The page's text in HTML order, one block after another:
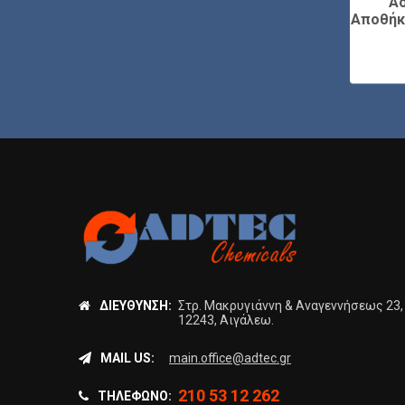
ΔΙΕΎΘΥΝΣΗ: Στρ. Μακρυγιάννη & Αναγεννήσεως 23,
12243, Αιγάλεω.
MAIL US: main.office@adtec.gr
ΤΗΛΈΦΩΝΟ: 210 53 12 262